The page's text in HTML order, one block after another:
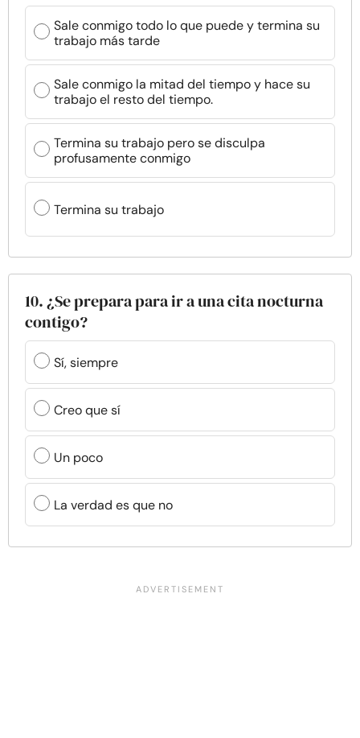
Sale conmigo todo lo que puede y termina su
trabajo más tarde
Sale conmigo la mitad del tiempo y hace su
trabajo el resto del tiempo.
Termina su trabajo pero se disculpa
profusamente conmigo
Termina su trabajo
10. ¿Se prepara para ir a una cita nocturna
contigo?
Sí, siempre
Creo que sí
Un poco
La verdad es que no